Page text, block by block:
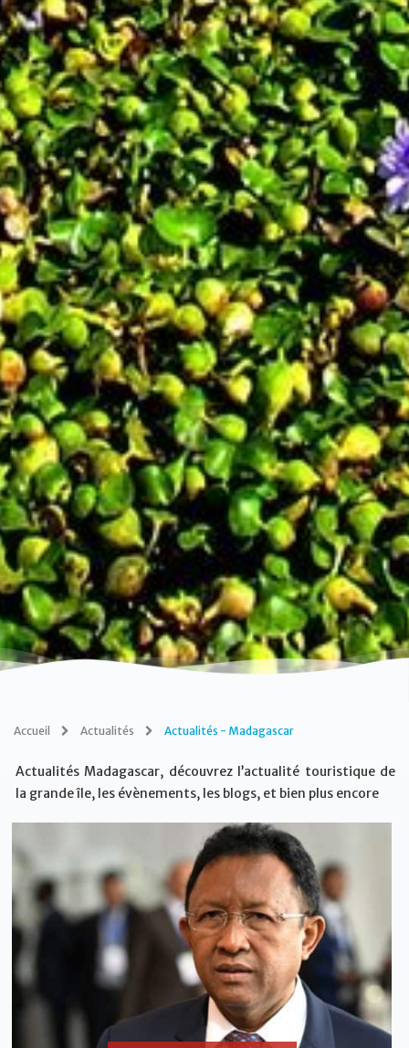
Accueil Actualités Actualités - Madagascar
Actualités Madagascar, découvrez l’actualité touristique de
la grande île, les évènements, les blogs, et bien plus encore